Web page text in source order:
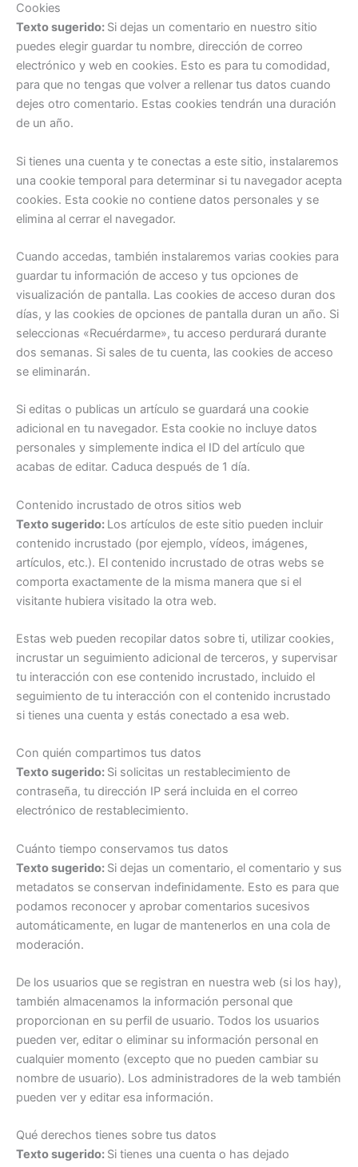
Cookies
Texto sugerido: Si dejas un comentario en nuestro sitio
puedes elegir guardar tu nombre, dirección de correo
electrónico y web en cookies. Esto es para tu comodidad,
para que no tengas que volver a rellenar tus datos cuando
dejes otro comentario. Estas cookies tendrán una duración
de un año.
Si tienes una cuenta y te conectas a este sitio, instalaremos
una cookie temporal para determinar si tu navegador acepta
cookies. Esta cookie no contiene datos personales y se
elimina al cerrar el navegador.
Cuando accedas, también instalaremos varias cookies para
guardar tu información de acceso y tus opciones de
visualización de pantalla. Las cookies de acceso duran dos
días, y las cookies de opciones de pantalla duran un año. Si
seleccionas «Recuérdarme», tu acceso perdurará durante
dos semanas. Si sales de tu cuenta, las cookies de acceso
se eliminarán.
Si editas o publicas un artículo se guardará una cookie
adicional en tu navegador. Esta cookie no incluye datos
personales y simplemente indica el ID del artículo que
acabas de editar. Caduca después de 1 día.
Contenido incrustado de otros sitios web
Texto sugerido: Los artículos de este sitio pueden incluir
contenido incrustado (por ejemplo, vídeos, imágenes,
artículos, etc.). El contenido incrustado de otras webs se
comporta exactamente de la misma manera que si el
visitante hubiera visitado la otra web.
Estas web pueden recopilar datos sobre ti, utilizar cookies,
incrustar un seguimiento adicional de terceros, y supervisar
tu interacción con ese contenido incrustado, incluido el
seguimiento de tu interacción con el contenido incrustado
si tienes una cuenta y estás conectado a esa web.
Con quién compartimos tus datos
Texto sugerido: Si solicitas un restablecimiento de
contraseña, tu dirección IP será incluida en el correo
electrónico de restablecimiento.
Cuánto tiempo conservamos tus datos
Texto sugerido: Si dejas un comentario, el comentario y sus
metadatos se conservan indefinidamente. Esto es para que
podamos reconocer y aprobar comentarios sucesivos
automáticamente, en lugar de mantenerlos en una cola de
moderación.
De los usuarios que se registran en nuestra web (si los hay),
también almacenamos la información personal que
proporcionan en su perfil de usuario. Todos los usuarios
pueden ver, editar o eliminar su información personal en
cualquier momento (excepto que no pueden cambiar su
nombre de usuario). Los administradores de la web también
pueden ver y editar esa información.
Qué derechos tienes sobre tus datos
Texto sugerido: Si tienes una cuenta o has dejado